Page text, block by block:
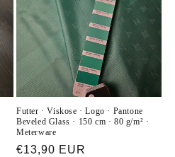
Futter · Viskose · Logo · Pantone
Beveled Glass · 150 cm · 80 g/m² ·
Meterware
Normaler
€13,90 EUR